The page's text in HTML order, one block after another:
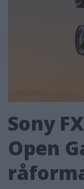
Sony
Open